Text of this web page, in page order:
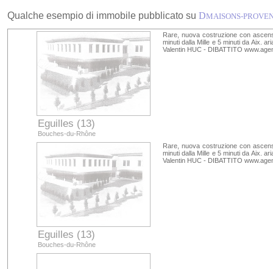
Qualche esempio di immobile pubblicato su DMAISONS-
Eguilles (13)
Bouches-du-Rhône
Rare, nuova costruzione con
minuti dalla Mille e 5 minuti da Aix.
Valentin HUC - DIBATTITO
Eguilles (13)
Bouches-du-Rhône
Rare, nuova costruzione con
minuti dalla Mille e 5 minuti da Aix.
Valentin HUC - DIBATTITO